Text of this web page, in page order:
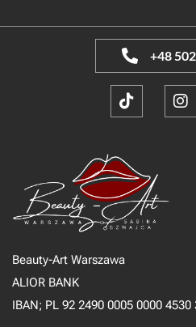
+48
Beauty-Art Warszawa
ALIOR BANK
IBAN; PL 92 2490 0005 0000 4530